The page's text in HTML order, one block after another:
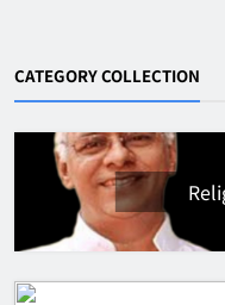
CATEGORY COLLECTION